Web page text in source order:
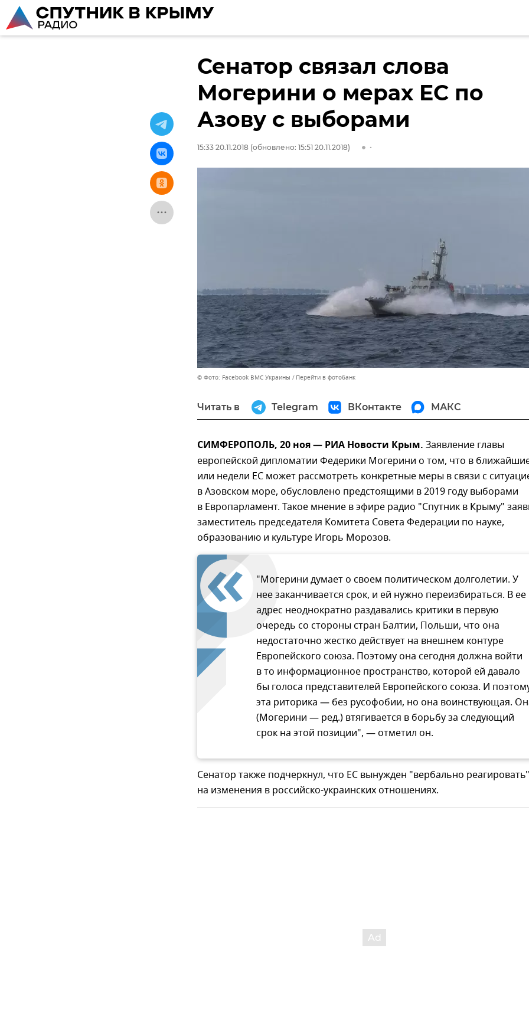
Сенатор связал слова
Могерини о мерах ЕС по
Азову с выборами
15:33 20.11.2018 (обновлено: 15:51 20.11.2018)
© Фото: Facebook ВМС Украины Перейти в фотобанк
Читать в Telegram ВКонтакте МАКС
СИМФЕРОПОЛЬ, 20 ноя — РИА Новости Крым. Заявление главы
европейской дипломатии Федерики Могерини о том, что в
или недели ЕС может рассмотреть конкретные меры в связи с
в Азовском море, обусловлено предстоящими в 2019 году выборами
в Европарламент. Такое мнение в эфире радио "Спутник в Крыму"
заместитель председателя Комитета Совета Федерации по науке,
образованию и культуре Игорь Морозов.
"Могерини думает о своем политическом долголетии. У
нее заканчивается срок, и ей нужно переизбираться. В ее
адрес неоднократно раздавались критики в первую
очередь со стороны стран Балтии, Польши, что она
недостаточно жестко действует на внешнем контуре
Европейского союза. Поэтому она сегодня должна войти
в то информационное пространство, которой ей давало
бы голоса представителей Европейского союза. И
эта риторика — без русофобии, но она воинствующая.
(Могерини — ред.) втягивается в борьбу за следующий
срок на этой позиции", — отметил он.
Сенатор также подчеркнул, что ЕС вынужден "вербально реагировать"
на изменения в российско-украинских отношениях.